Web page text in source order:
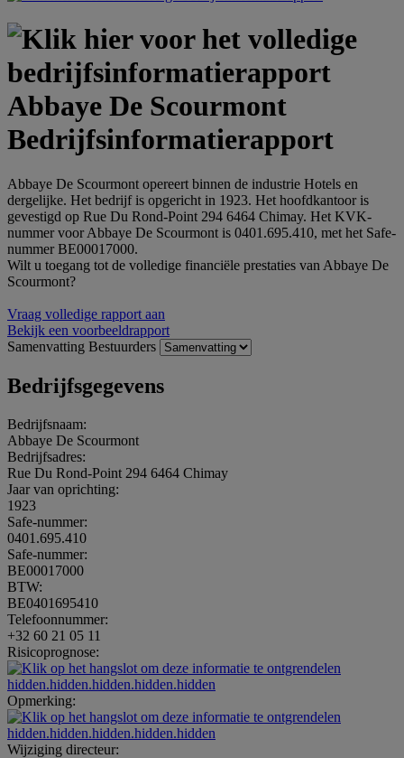
Abbaye De Scourmont
Bedrijfsinformatierapport
Abbaye De Scourmont opereert binnen de industrie Hotels en
dergelijke. Het bedrijf is opgericht in 1923. Het hoofdkantoor is
gevestigd op Rue Du Rond-Point 294 6464 Chimay. Het KVK-
nummer voor Abbaye De Scourmont is 0401.695.410, met het Safe-
nummer BE00017000.
Wilt u toegang tot de volledige financiële prestaties van Abbaye De
Scourmont?
Vraag volledige rapport aan
Bekijk een voorbeeldrapport
Samenvatting Bestuurders
Bedrijfsgegevens
Bedrijfsnaam:
Abbaye De Scourmont
Bedrijfsadres:
Rue Du Rond-Point 294 6464 Chimay
Jaar van oprichting:
1923
Safe-nummer:
0401.695.410
Safe-nummer:
BE00017000
BTW:
BE0401695410
Telefoonnummer:
+32 60 21 05 11
Risicoprognose:
hidden.hidden.hidden.hidden.hidden
Opmerking:
hidden.hidden.hidden.hidden.hidden
Wijziging directeur: